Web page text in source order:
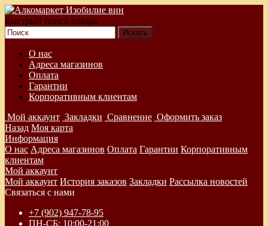
Быстрый поиск товара
О нас
Адреса магазинов
Оплата
Гарантии
Корпоративным клиентам
Мой аккаунт Закладки Сравнение Оформить заказ
Назад Моя карта
Информация
О нас Адреса магазинов Оплата Гарантии Корпоративным
клиентам
Мой аккаунт
Мой аккаунт История заказов Закладки Рассылка новостей
Связаться с нами
+7 (902) 947-78-95
ПН-СБ: 10:00-21:00